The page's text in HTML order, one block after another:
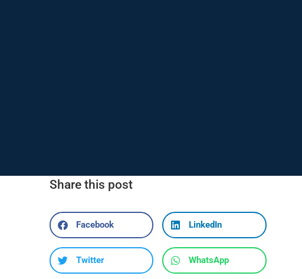
Share this post
Facebook LinkedIn
Twitter WhatsApp